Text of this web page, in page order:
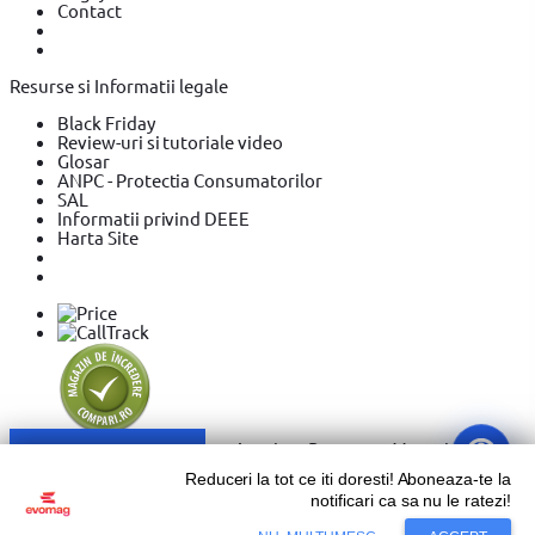
Contact
Resurse si Informatii legale
Black Friday
Review-uri si tutoriale video
Glosar
ANPC - Protectia Consumatorilor
SAL
Informatii privind DEEE
Harta Site
Copyright © 2026 Evolution Systems SRL. Centrul Logistic
Reduceri la tot ce iti doresti! Aboneaza-te la
notificari ca sa nu le ratezi!